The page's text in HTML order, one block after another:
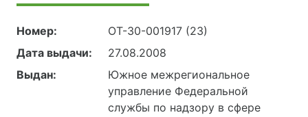
Номер:
ОТ-30-001917 (23)
Дата выдачи:
27.08.2008
Выдан:
Южное межрегиональное
управление Федеральной
службы по надзору в сфере